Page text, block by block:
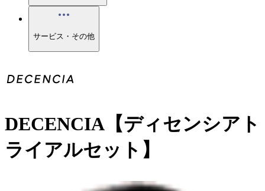
サービス・その他
DECENCIA【ディセンシアト
ライアルセット】